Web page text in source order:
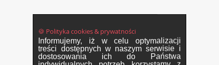
🍪 Polityka cookies & prywatności
Informujemy, iż w celu optymalizacji
treści dostępnych w naszym serwisie i
dostosowania ich do Państwa